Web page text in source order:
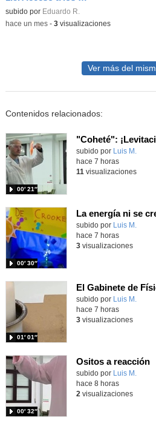
Contenido educativo.
subido por Eduardo R.
-hace un mes- 3visualizaciones
Ver más del
Contenidos relacionados:
"Coheté":
Contenido educativo.
subido por Luis M.
00′ 21″
hace 7 horas
11 visualizaciones
Contenido educativo.
subido por Luis M.
00′ 30″
hace 7 horas
3visualizaciones
Contenido educativo.
subido por Luis M.
01′ 01″
hace 7 horas
3visualizaciones
Ositos a reacción
Contenido educativo.
subido por Luis M.
00′ 32″
hace 8 horas
2 visualizaciones